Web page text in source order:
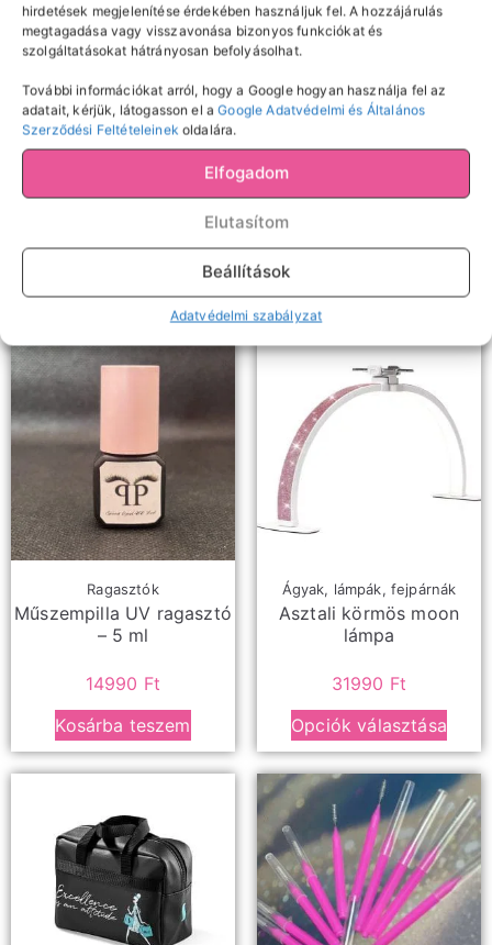
hirdetések megjelenítése érdekében használjuk fel. A hozzájárulás
megtagadása vagy visszavonása bizonyos funkciókat és
szolgáltatásokat hátrányosan befolyásolhat.
További információkat arról, hogy a Google hogyan használja fel az
adatait, kérjük, látogasson el aGoogle Adatvédelmi és Általános
Szerződési Feltételeinek oldalára.
Elfogadom
Elutasítom
Beállítások
Adatvédelmi szabályzat
Samponok, előkezelők,
oldószerek
Newshow szempilla
sampon
2490Ft
Francia műköröm sablon
150Ft
Ragasztók
Műszempilla UV ragasztó
– 5 ml
14990 Ft
Kosárba teszem
Ágyak, lámpák, fejpárnák
Asztali körmös moon
lámpa
31990 Ft
Opciók választása